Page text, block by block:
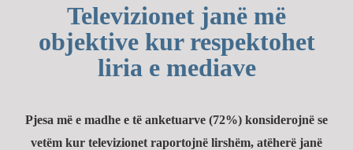
Televizionet janë më
objektive kur respektohet
liria e mediave
Pjesa më e madhe e të anketuarve (72%) konsiderojnë se
vetëm kur televizionet raportojnë lirshëm, atëherë janë